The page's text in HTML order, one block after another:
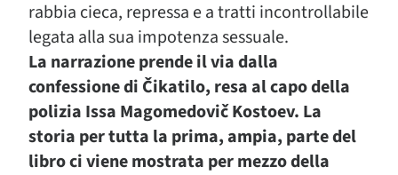
rabbia cieca, repressa e a tratti incontrollabile
legata alla sua impotenza sessuale.
La narrazione prende il via dalla
confessione di Čikatilo, resa al capo della
polizia Issa Magomedovič Kostoev. La
storia per tutta la prima, ampia, parte del
libro ci viene mostrata per mezzo della